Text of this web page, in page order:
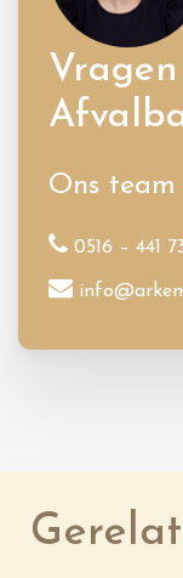
Ons
0516 – 441